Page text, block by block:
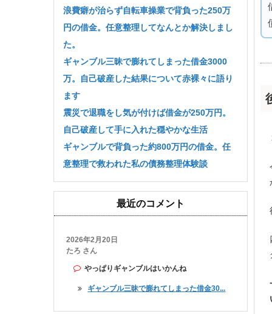
浪費癖が治らず自転車操業で背負った250万
円の借金。任意整理してなんとか解決しまし
た。
ギャンブル三昧で膨れてしまった借金3000
万。自己破産した結果について赤裸々に語り
ます
震災で退職をし気が付けば借金が250万円。
自己破産して手に入れた穏やかな生活
ギャンブルで背負った約800万円の借金。任
意整理で救われた私の債務整理体験談
最近のコメント
2026年2月20日
たろ さん
やっぱりギャンブルはいかんね
ギャンブル三昧で膨れてしまった借金30...